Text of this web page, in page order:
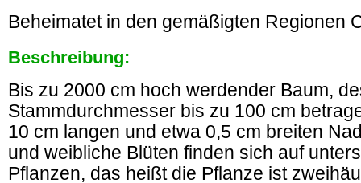
Beheimatet in den gemäßigten Regionen
Beschreibung:
Bis zu 2000 cm hoch werdender Baum,
Stammdurchmesser bis zu 100 cm
10 cm langen und etwa 0,5 cm breiten
und weibliche Blüten finden sich auf
Pflanzen, das heißt die Pflanze ist